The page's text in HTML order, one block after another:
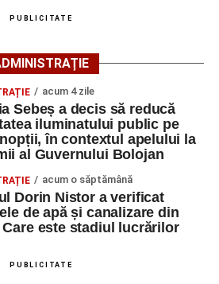
cu aparatul etilotest, rezultatul
pentru stabilirea tuturor
a produs accidentul, în cadrul unui
pentru săvârșirea infracțiunii de
culpă.
PUBLICITATE
acum 4 zile
Sebeș a decis să reducă
iluminatului public pe
în contextul apelului la
al Guvernului Bolojan
acum o săptămână
Dorin Nistor a verificat
de apă și canalizare din
Care este stadiul lucrărilor
PUBLICITATE